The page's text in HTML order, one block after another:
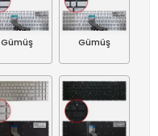
Gümüş Gümüş